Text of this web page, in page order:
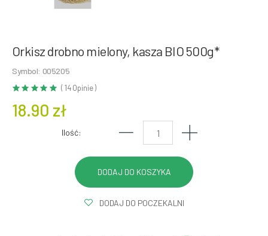
Orkisz drobno mielony, kasza BIO 500g*
Symbol: 005205
( 14 Opinie )
18.90 zł
Ilość:
DODAJ DO POCZEKALNI